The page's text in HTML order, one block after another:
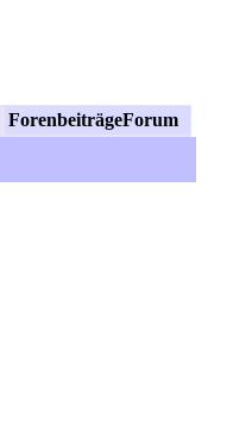
ForenbeiträgeForum